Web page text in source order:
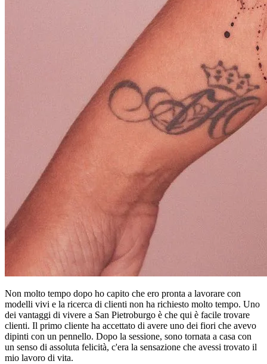
Non molto tempo dopo ho capito che ero pronta a lavorare con
modelli vivi e la ricerca di clienti non ha richiesto molto tempo. Uno
dei vantaggi di vivere a San Pietroburgo è che qui è facile trovare
clienti. Il primo cliente ha accettato di avere uno dei fiori che avevo
dipinti con un pennello. Dopo la sessione, sono tornata a casa con
un senso di assoluta felicità, c'era la sensazione che avessi trovato il
mio lavoro di vita.